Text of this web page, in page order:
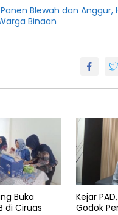
Blewah dan Anggur,
Binaan
Buka
di Ciruas
Kejar
Godok